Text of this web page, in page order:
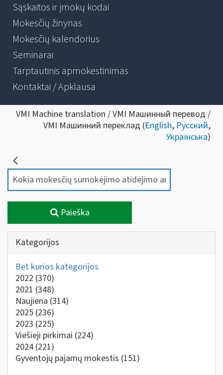
Sąskaitos ir įmokų kodai
Mokesčių žinynas
Mokesčių kalendorius
Seminarai
Tarptautinis apmokestinimas
Kontaktai / Apklausa
VMI Machine translation / VMI Машинный перевод /
VMI Машинний переклад (English, Русский,
Українська)
Paieška
Kategorijos
Bet kurios kategorijos
2022 (370)
2021 (348)
Naujiena (314)
2025 (236)
2023 (225)
Viešieji pirkimai (224)
2024 (221)
Gyventojų pajamų mokestis (151)